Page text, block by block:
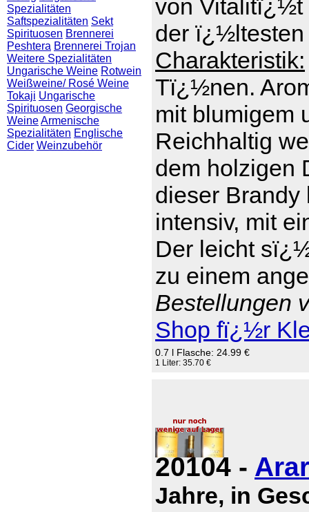
Spezialitäten
Saftspezialitäten Sekt
Spirituosen Brennerei
Peshtera Brennerei Trojan
Weitere Spezialitäten
Ungarische Weine Rotwein
Weißweine/ Rosé Weine
Tokaji Ungarische
Spirituosen Georgische
WeineArmenische
Spezialitäten Englische
Cider Weinzubehör
von Vitalitï¿½t
der ï¿½ltesten
Charakteristik:
Tï¿½nen.
mit blumigem
Reichhaltig
dem holzigen
dieser
intensiv, mit
Der leicht
zu einem
Bestellungen
Shop fï¿½r
0.7 l Flasche: 24.99 €
1 Liter: 35.70 €
20104 -
Jahre, in